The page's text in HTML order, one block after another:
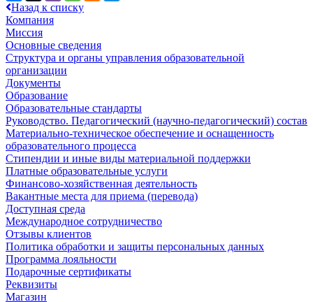
Назад к списку
Компания
Миссия
Основные сведения
Структура и органы управления образовательной
организации
Документы
Образование
Образовательные стандарты
Руководство. Педагогический (научно-педагогический) состав
Материально-техническое обеспечение и оснащенность
образовательного процесса
Стипендии и иные виды материальной поддержки
Платные образовательные услуги
Финансово-хозяйственная деятельность
Вакантные места для приема (перевода)
Доступная среда
Международное сотрудничество
Отзывы клиентов
Политика обработки и защиты персональных данных
Программа лояльности
Подарочные сертификаты
Реквизиты
Магазин